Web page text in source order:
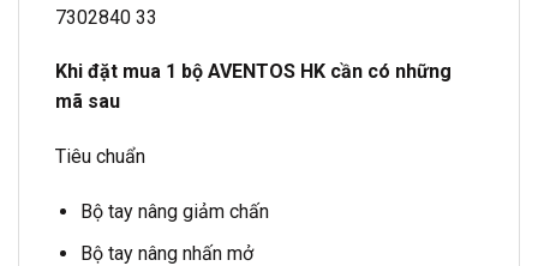
Khi đặt mua 1 bộ AVENTOS HK cần có những
mã sau
Tiêu chuẩn
Bộ tay nâng giảm chấn
Bộ tay nâng nhấn mở